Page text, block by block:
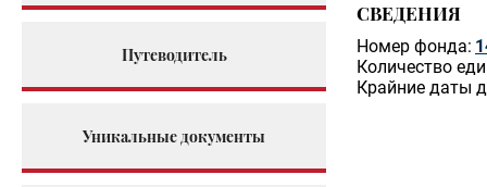
Путеводитель
Уникальные документы
СВЕДЕНИЯ
Номер фонда:
Количество
Крайние даты